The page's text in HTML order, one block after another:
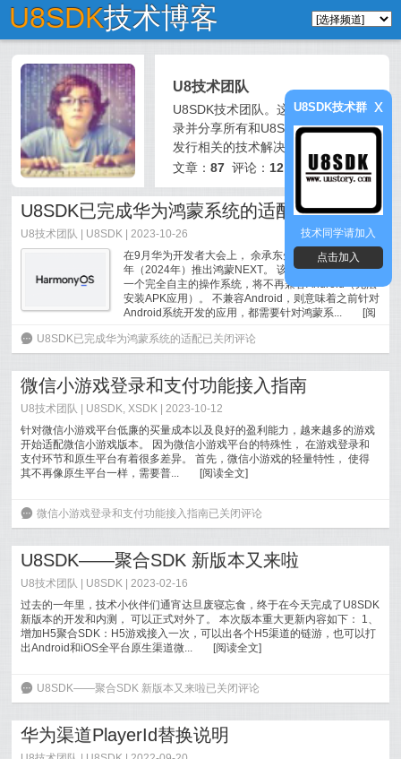
U8SDK技术博客
U8技术团队
U8SDK技术团队。这里我们将记
录并分享所有和U8SDK以及手游
发行相关的技术解决方案。
文章：87 评论： 12
U8SDK已完成华为鸿蒙系统的适配
U8技术团队 | U8SDK | 2023-10-26
在9月华为开发者大会上， 余承东先生提出华为将在明
年（2024年）推出鸿蒙NEXT。 该版本操作系统，是
一个完全自主的操作系统，将不再兼容Android（无法
安装APK应用）。 不兼容Android，则意味着之前针对
Android系统开发的应用，都需要针对鸿蒙系...
[阅
6 U8SDK已完成华为鸿蒙系统的适配已关闭评论
微信小游戏登录和支付功能接入指南
U8技术团队 | U8SDK,XSDK | 2023-10-12
针对微信小游戏平台低廉的买量成本以及良好的盈利能力，越来越多的游戏
开始适配微信小游戏版本。 因为微信小游戏平台的特殊性， 在游戏登录和
支付环节和原生平台有着很多差异。 首先，微信小游戏的轻量特性， 使得
其不再像原生平台一样，需要普...
[阅读全文]
6 微信小游戏登录和支付功能接入指南已关闭评论
U8SDK——聚合SDK 新版本又来啦
U8技术团队 | U8SDK | 2023-02-16
过去的一年里，技术小伙伴们通宵达旦废寝忘食，终于在今天完成了U8SDK
新版本的开发和内测， 可以正式对外了。 本次版本重大更新内容如下： 1、
增加H5聚合SDK：H5游戏接入一次，可以出各个H5渠道的链游，也可以打
出Android和iOS全平台原生渠道微...
[阅读全文]
6 U8SDK——聚合SDK 新版本又来啦已关闭评论
华为渠道PlayerId替换说明
U8SDK技术群 x
技术同学请加入
点击加入